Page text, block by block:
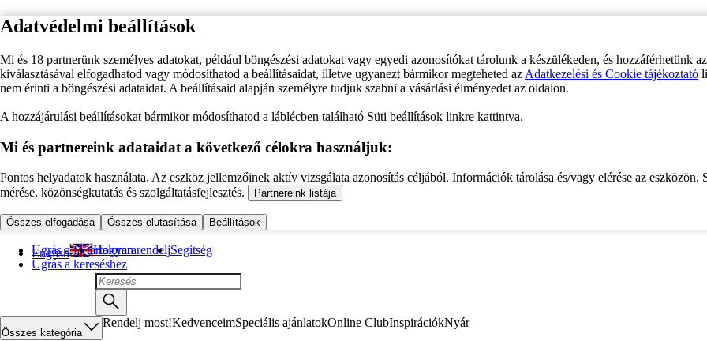
Adatvédelmi beállítások
Mi és 18 partnerünk személyes adatokat, például böngészési adatokat vagy egyedi azonosítókat tárolunk a készülékeden, és hozzáférhetünk
kiválasztásával elfogadhatod vagy módosíthatod a beállításaidat, illetve ugyanezt bármikor megteheted az Adatkezelési és Cookie tájékoztató
nem érinti a böngészési adataidat. A beállításaid alapján személyre tudjuk szabni a vásárlási élményedet az oldalon.
A hozzájárulási beállításokat bármikor módosíthatod a láblécben található Süti beállítások linkre kattintva.
Mi és partnereink adataidat a következő célokra használjuk:
Pontos helyadatok használata. Az eszköz jellemzőinek aktív vizsgálata azonosítás céljából. Információk tárolása és/vagy elérése az eszközön.
mérése, közönségkutatás és szolgáltatásfejlesztés.
Partnereink listája
Összes elfogadása Összes elutasítása Beállítások
Ugrás a fő tartalomra
Ugrás a kereséshez
English Hogyan rendeljSegítség
Összes kategória
Rendelj most!KedvenceimSpeciális ajánlatokOnline ClubInspirációkNyár